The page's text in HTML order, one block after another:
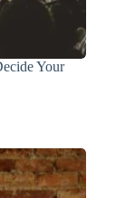
Your